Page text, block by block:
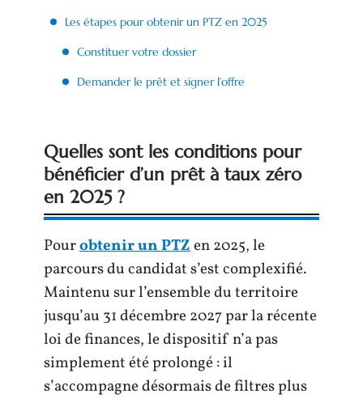
Les étapes pour obtenir un PTZ en 2025
Constituer votre dossier
Demander le prêt et signer l’offre
Quelles sont les conditions pour
bénéficier d’un prêt à taux zéro
en 2025 ?
Pourobtenir un PTZen 2025, le
parcours du candidat s’est complexifié.
Maintenu sur l’ensemble du territoire
jusqu’au 31 décembre 2027 par la récente
loi de finances, le dispositif n’a pas
simplement été prolongé : il
s’accompagne désormais de filtres plus